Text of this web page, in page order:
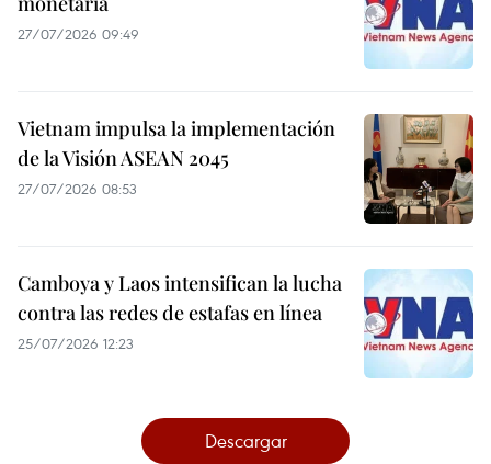
27/07/2026 09:49
Vietnam impulsa la implementación
de la Visión ASEAN 2045
27/07/2026 08:53
Camboya y Laos intensifican la lucha
contra las redes de estafas en línea
25/07/2026 12:23
Descargar